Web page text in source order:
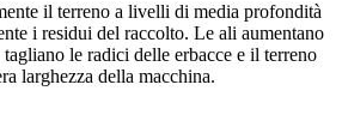
il terreno a livelli di media profondità
i residui del raccolto. Le ali aumentano
le radici delle erbacce e il terreno
larghezza della macchina.